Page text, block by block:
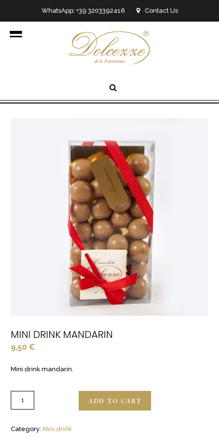
WhatsApp: +39 3203392416 Contact Us
info@dolcezzedicioccolato.it
MINI DRINK MANDARIN
9,50 €
Mini drink mandarin.
ADD TO CART
Category:Mini drink